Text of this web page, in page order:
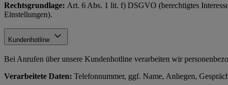
Rechtsgrundlage: Art. 6 Abs. 1 lit. f) DSGVO (berechtigtes
Einstellungen).
Kundenhotline
Bei Anrufen über unsere Kundenhotline verarbeiten wir
Verarbeitete Daten: Telefonnummer, ggf. Name, Anliegen,